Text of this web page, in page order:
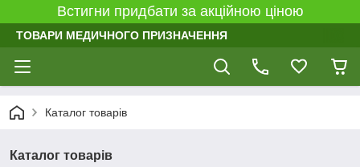
Встигни придбати за акційною ціною
ТОВАРИ МЕДИЧНОГО ПРИЗНАЧЕННЯ
Каталог товарів
Каталог товарів